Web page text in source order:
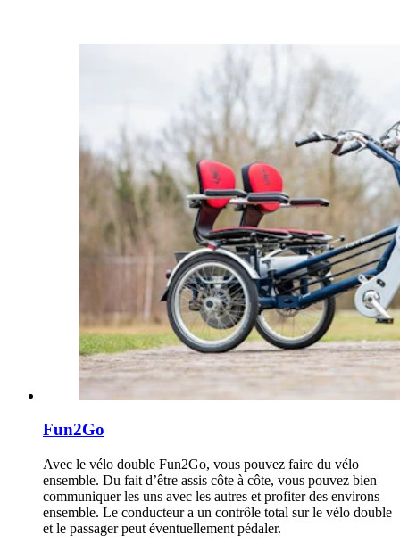
Fun2Go
Avec le vélo double Fun2Go, vous pouvez faire du vélo
ensemble. Du fait d’être assis côte à côte, vous pouvez bien
communiquer les uns avec les autres et profiter des environs
ensemble. Le conducteur a un contrôle total sur le vélo double
et le passager peut éventuellement pédaler.